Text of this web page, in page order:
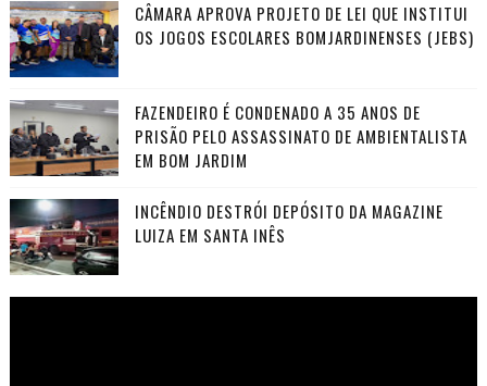
CÂMARA APROVA PROJETO DE LEI QUE INSTITUI
OS JOGOS ESCOLARES BOMJARDINENSES (JEBS)
FAZENDEIRO É CONDENADO A 35 ANOS DE
PRISÃO PELO ASSASSINATO DE AMBIENTALISTA
EM BOM JARDIM
INCÊNDIO DESTRÓI DEPÓSITO DA MAGAZINE
LUIZA EM SANTA INÊS